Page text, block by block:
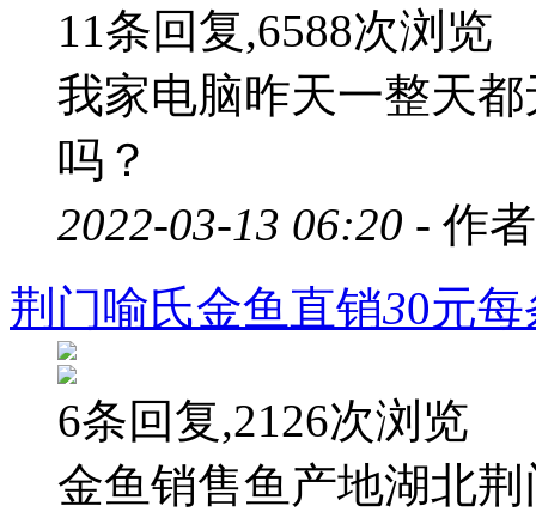
11条回复,6588次浏览
我家电脑昨天一整天
吗？
2022-03-13 06:20 - 作
荆门喻氏金鱼直销30元每
6条回复,2126次浏览
金鱼销售鱼产地湖北